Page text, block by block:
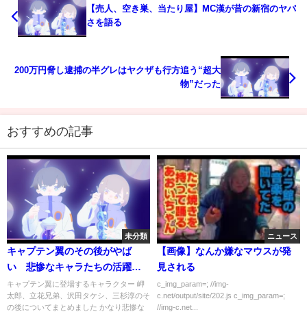
【売人、空き巣、当たり屋】MC漢が昔の新宿のヤバ
さを語る
200万円脅し逮捕の半グレはヤクザも行方追う“超大
物”だった
おすすめの記事
未分類
キャプテン翼のその後がやば
い 悲惨なキャラたちの活躍ま
とめ【ゆっくり解説】
キャプテン翼に登場するキャラクター 岬
太郎、立花兄弟、沢田タケシ、三杉淳のそ
の後についてまとめました かなり悲惨な
ニュース
【画像】なんか嫌なマウスが発
見される
c_img_param=; //img-
c.net/output/site/202.js c_img_param=;
//img-c.net...